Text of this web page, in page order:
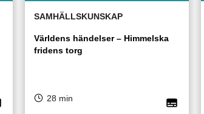
SAMHÄLLSKUNSKAP
Världens händelser – Himmelska
fridens torg
28 min